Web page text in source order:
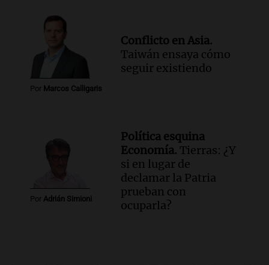
Por Marcos Calligaris
Conflicto en Asia.
Taiwán ensaya cómo
seguir existiendo
Por Adrián Simioni
Política esquina
Economía. Tierras: ¿Y
si en lugar de
declamar la Patria
prueban con
ocuparla?